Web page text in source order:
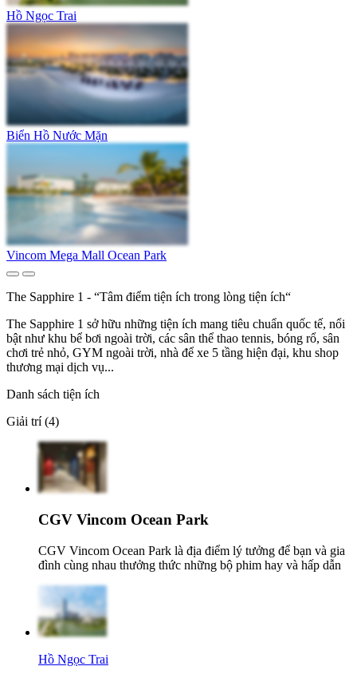
Hồ Ngọc Trai
Biển Hồ Nước Mặn
Vincom Mega Mall Ocean Park
The Sapphire 1 - “Tâm điểm tiện ích trong lòng tiện ích“
The Sapphire 1 sở hữu những tiện ích mang tiêu chuẩn quốc tế, nổi
bật như khu bể bơi ngoài trời, các sân thể thao tennis, bóng rổ, sân
chơi trẻ nhỏ, GYM ngoài trời, nhà để xe 5 tầng hiện đại, khu shop
thương mại dịch vụ...
Danh sách tiện ích
Giải trí (4)
CGV Vincom Ocean Park
CGV Vincom Ocean Park là địa điểm lý tưởng để bạn và gia
đình cùng nhau thưởng thức những bộ phim hay và hấp dẫn
Hồ Ngọc Trai